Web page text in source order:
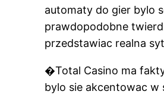
automaty do gier bylo
prawdopodobne
przedstawiac realna
�Total Casino ma
bylo sie akcentowac